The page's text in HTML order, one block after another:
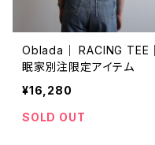
Oblada｜ RACING TEE｜
眠家別注限定アイテム
¥16,280
SOLD OUT